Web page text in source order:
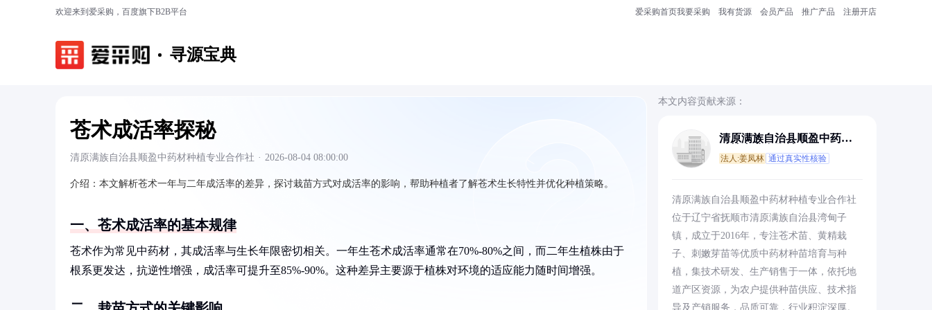
欢迎来到爱采购，百度旗下B2B平台 爱采购首页我要采购 我有货源 会员产品 推广产品 注册开店
寻源宝典
苍术成活率探秘
清原满族自治县顺盈中药材种植专业合作社 · 2026-08-04 08:00:00
介绍： 本文解析苍术一年与二年成活率的差异，探讨栽苗方式对成活率的影响，帮助种植者了解苍术生长特性并优化种植策略。
一、苍术成活率的基本规律
苍术作为常见中药材，其成活率与生长年限密切相关。一年生苍术成活率通常在70%-80%之间，而二年生植株由于
根系更发达，抗逆性增强，成活率可提升至85%-90%。这种差异主要源于植株对环境的适应能力随时间增强。
本文内容贡献来源：
清原满族自治县顺盈中药材
法人:姜凤林 通过真实性核验
清原满族自治县顺盈中药材种植专业合作社
位于辽宁省抚顺市清原满族自治县湾甸子
镇，成立于2016年，专注苍术苗、黄精栽
子、刺嫩芽苗等优质中药材种苗培育与种
植，集技术研发、生产销售于一体，依托地
道产区资源，为农户提供种苗供应、技术指
导及产销服务，品质可靠，行业积淀深厚。